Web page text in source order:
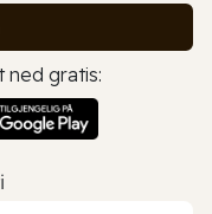
ned gratis: